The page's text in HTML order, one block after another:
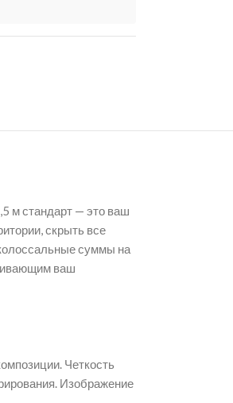
м стандарт — это ваш
скрыть все
суммы на
ваш
Четкость
Изображение